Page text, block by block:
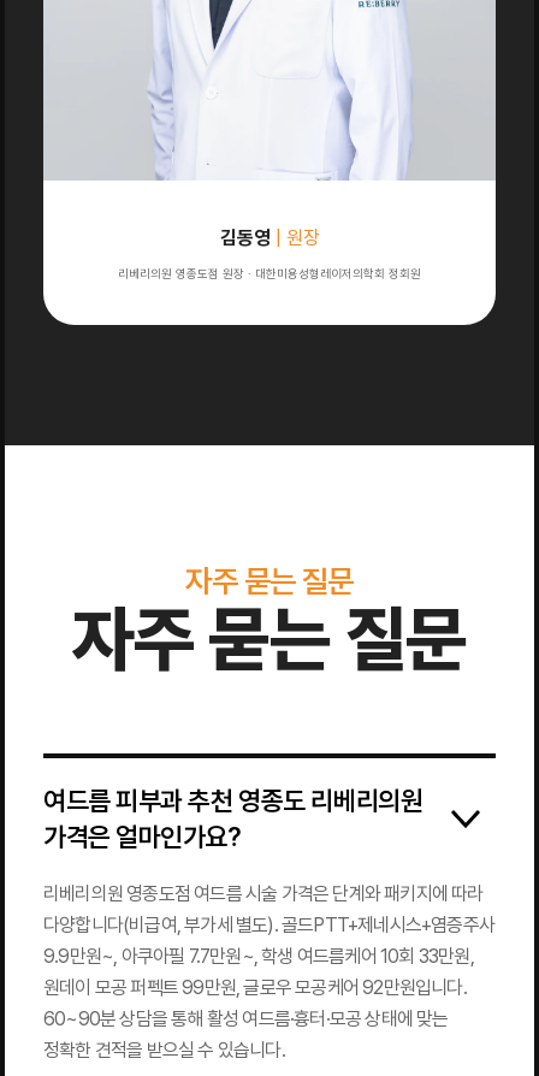
김동영 | 원장
리베리의원 영종도점 원장 · 대한미용성형레이저의학회 정회원
자주 묻는 질문
자주 묻는 질문
여드름 피부과 추천 영종도 리베리의원
가격은 얼마인가요?
리베리의원 영종도점 여드름 시술 가격은 단계와 패키지에 따라
다양합니다(비급여, 부가세 별도). 골드PTT+제네시스+염증주사
9.9만원~, 아쿠아필 7.7만원~, 학생 여드름케어 10회 33만원,
원데이 모공 퍼펙트 99만원, 글로우 모공케어 92만원입니다.
60~90분 상담을 통해 활성 여드름·흉터·모공 상태에 맞는
정확한 견적을 받으실 수 있습니다.